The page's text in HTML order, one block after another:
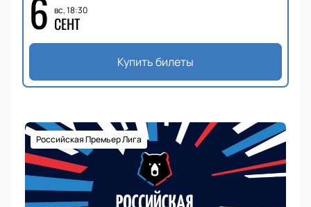
6 вс, 18:30
СЕНТ
Купить билеты
Российская Премьер Лига